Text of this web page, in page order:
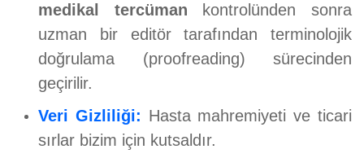
medikal tercüman kontrolünden sonra
uzman bir editör tarafından terminolojik
doğrulama (proofreading) sürecinden
geçirilir.
Veri Gizliliği: Hasta mahremiyeti ve ticari
sırlar bizim için kutsaldır.